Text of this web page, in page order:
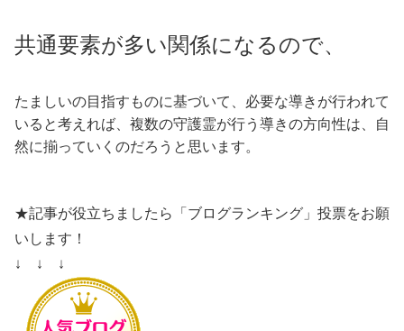
共通要素が多い関係になるので、
たましいの目指すものに基づいて、必要な導きが行われて
いると考えれば、複数の守護霊が行う導きの方向性は、自
然に揃っていくのだろうと思います。
★記事が役立ちましたら「ブログランキング」投票をお願
いします！
↓ ↓ ↓